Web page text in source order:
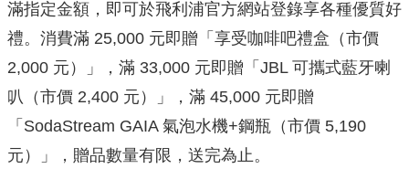
滿指定金額，即可於飛利浦官方網站登錄享各種優質好
禮。消費滿 25,000 元即贈「享受咖啡吧禮盒（市價
2,000 元）」，滿 33,000 元即贈「JBL 可攜式藍牙喇
叭（市價 2,400 元）」，滿 45,000 元即贈
「SodaStream GAIA 氣泡水機+鋼瓶（市價 5,190
元）」，贈品數量有限，送完為止。